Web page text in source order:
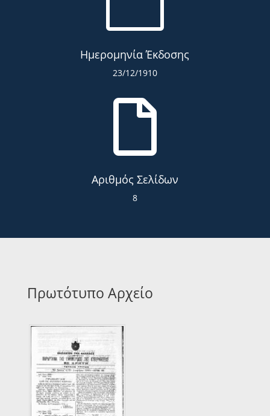
Ημερομηνία Έκδοσης
23/12/1910

Αριθμός Σελίδων
8
Πρωτότυπο Αρχείο